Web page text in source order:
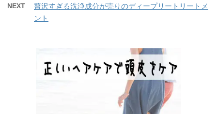
NEXT
贅沢すぎる洗浄成分が売りのディープリートリートメ
ント